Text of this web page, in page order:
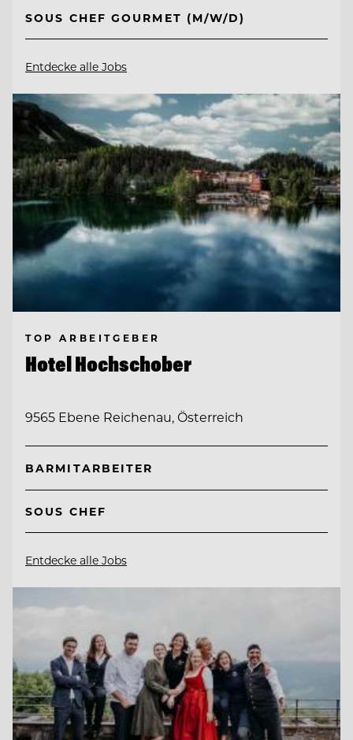
SOUS CHEF GOURMET (M/W/D)
Entdecke alle Jobs
TOP ARBEITGEBER
Hotel Hochschober
9565 Ebene Reichenau, Österreich
BARMITARBEITER
SOUS CHEF
Entdecke alle Jobs